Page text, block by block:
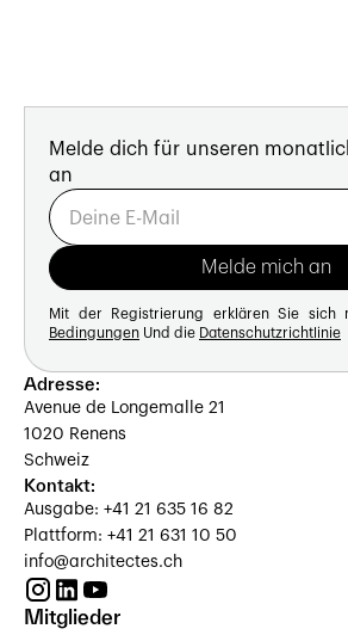
Melde dich für unseren
an
Mit der Registrierung erklären Sie sich
Bedingungen Und die Datenschutzrichtlinie
Adresse:
Avenue de Longemalle 21
1020 Renens
Schweiz
Kontakt:
Ausgabe: +41 21 635 16 82
Plattform: +41 21 631 10 50
info@architectes.ch
Mitglieder